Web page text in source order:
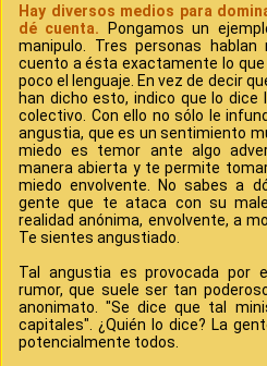
Hay diversos medios para
dé cuenta. Pongamos un
manipulo. Tres personas
cuento a ésta exactamente lo
poco el lenguaje. En vez de decir
han dicho esto, indico que lo dice
colectivo. Con ello no sólo le
angustia, que es un sentimiento
miedo es temor ante algo
manera abierta y te permite
miedo envolvente. No sabes a
gente que te ataca con su
realidad anónima, envolvente, a
Te sientes angustiado.
Tal angustia es provocada por
rumor, que suele ser tan
anonimato. "Se dice que tal
capitales". ¿Quién lo dice? La
potencialmente todos.